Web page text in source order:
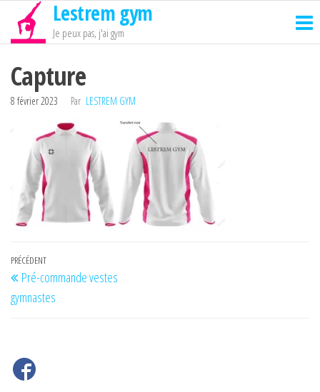
Passer
contenu
Lestrem gym
Je peux pas, j'ai gym
Capture
8 février 2023 Par LESTREM GYM
Navigation
de
l’article
Article
précédent
PRÉCÉDENT
Pré-commande vestes
gymnastes